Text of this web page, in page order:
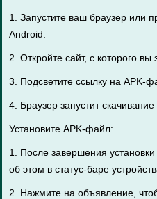
1. Запустите ваш браузер или
Android.
2. Откройте сайт, с которого вы
3. Подсветите ссылку на APK-
4. Браузер запустит
Установите APK-файл:
1. После завершения
об этом в статус-баре
2. Нажмите на объявление,